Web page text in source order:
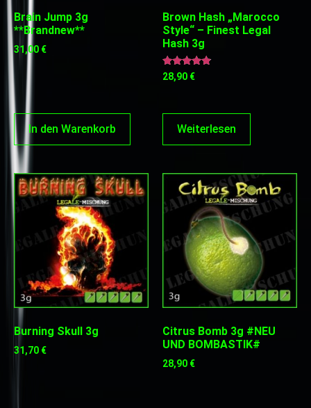
Brain Jump 3g
**Brandnew**
31,00 €
In den Warenkorb
Brown Hash „Marocco
Style“ – Finest Legal
Hash 3g
Bewertet
mit
28,90 €
Weiterlesen
Burning Skull 3g
31,70 €
Citrus Bomb 3g #NEU
UND BOMBASTIK#
28,90 €